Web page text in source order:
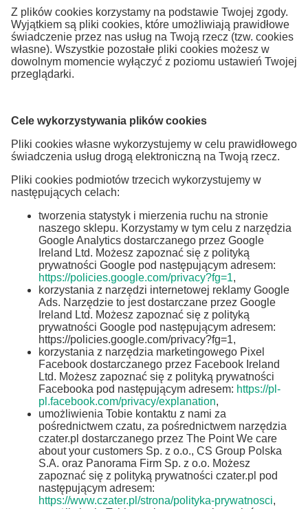
Z plików cookies korzystamy na podstawie Twojej zgody.
Wyjątkiem są pliki cookies, które umożliwiają prawidłowe
świadczenie przez nas usług na Twoją rzecz (tzw. cookies
własne). Wszystkie pozostałe pliki cookies możesz w
dowolnym momencie wyłączyć z poziomu ustawień Twojej
przeglądarki.
Cele wykorzystywania plików cookies
Pliki cookies własne wykorzystujemy w celu prawidłowego
świadczenia usług drogą elektroniczną na Twoją rzecz.
Pliki cookies podmiotów trzecich wykorzystujemy w
następujących celach:
tworzenia statystyk i mierzenia ruchu na stronie
naszego sklepu. Korzystamy w tym celu z narzędzia
Google Analytics dostarczanego przez Google
Ireland Ltd. Możesz zapoznać się z polityką
prywatności Google pod następującym adresem:
https://policies.google.com/privacy?fg=1,
korzystania z narzędzi internetowej reklamy Google
Ads. Narzędzie to jest dostarczane przez Google
Ireland Ltd. Możesz zapoznać się z polityką
prywatności Google pod następującym adresem:
https://policies.google.com/privacy?fg=1,
korzystania z narzędzia marketingowego Pixel
Facebook dostarczanego przez Facebook Ireland
Ltd. Możesz zapoznać się z polityką prywatności
Facebooka pod następującym adresem: https://pl-
pl.facebook.com/privacy/explanation,
umożliwienia Tobie kontaktu z nami za
pośrednictwem czatu, za pośrednictwem narzędzia
czater.pl dostarczanego przez The Point We care
about your customers Sp. z o.o., CS Group Polska
S.A. oraz Panorama Firm Sp. z o.o. Możesz
zapoznać się z polityką prywatności czater.pl pod
następującym adresem:
https://www.czater.pl/strona/polityka-prywatnosci,